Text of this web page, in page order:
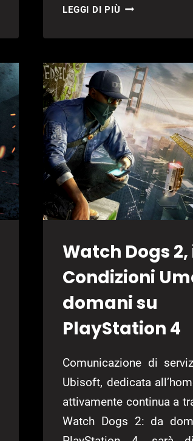
LEGGI DI PIÙ WATCH
3:
LEAK
CONFERMA
L’ARRIVO
ENTRO
IL
2019?
Watch Dogs 2,
Condizioni
domani su
PlayStation 4
Comunicazione di
Ubisoft, dedicata
attivamente continua a
Watch Dogs 2: da